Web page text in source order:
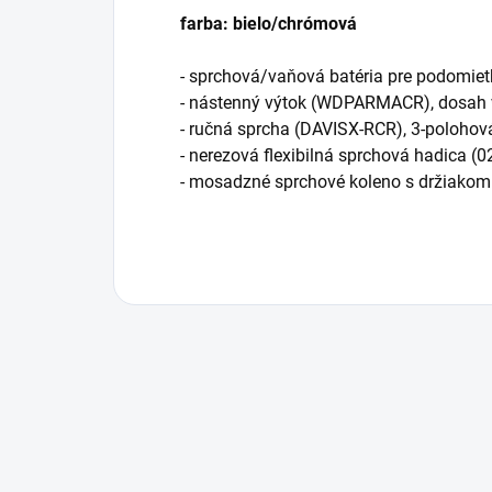
farba: bielo/chrómová
- sprchová/vaňová batéria pre
- nástenný výtok (WDPARMACR),
- ručná sprcha (DAVISX-RCR), 3-
- nerezová flexibilná sprchová hadica
- mosadzné sprchové koleno s